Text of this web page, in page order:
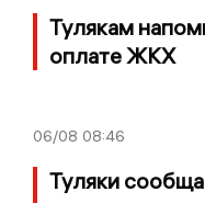
Тулякам
оплате ЖКХ
06/08 08:46
Туляки